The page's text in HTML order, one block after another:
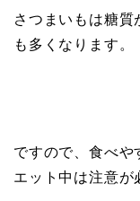
さつまいもは糖
も多くなります。
ですので、食べや
エット中は注意が